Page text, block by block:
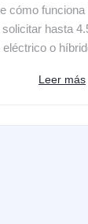
cómo
hasta
o
Leer más